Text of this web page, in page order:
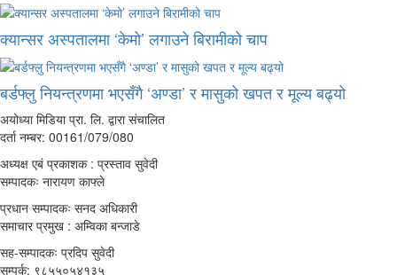
क्यान्सर अस्पतालमा ‘केमो’ लगाउने बिरामीको चाप
बर्डफ्लु नियन्त्रणमा भएसँगै ‘अण्डा’ र मासुको खपत र मूल्य बढ्यो
अयोध्या मिडिया प्रा. लि. द्वारा संचालित
दर्ता नम्बर: 00161/079/080
अध्यक्ष एबं प्रकाशक : प्रस्ताव सुवेदी
सम्पादकः नारायण काफ्ले
प्रधान सम्पादकः सनद अधिकारी
समाचार प्रमुख : अम्विका बन्जाडे
सह-सम्पादकः प्रदिप सुवेदी
सम्पर्क: ९८५५०५४१३५